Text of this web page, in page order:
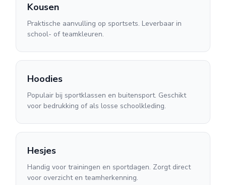
Kousen
Praktische aanvulling op sportsets. Leverbaar in
school- of teamkleuren.
Hoodies
Populair bij sportklassen en buitensport. Geschikt
voor bedrukking of als losse schoolkleding.
Hesjes
Handig voor trainingen en sportdagen. Zorgt direct
voor overzicht en teamherkenning.